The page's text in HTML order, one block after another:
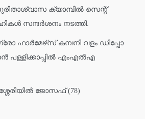
ക്യാമ്പിൽ സെന്റ്
സന്ദർശനം നടത്തി.
ഫാർമേഴ്‌സ് കമ്പനി വളം ഡിപ്പോ
പള്ളിക്കാപ്പിൽ എംഎൽഎ
ജോസഫ് (78)